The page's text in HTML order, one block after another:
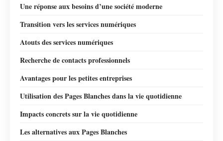
Une réponse aux besoins d’une société moderne
Transition vers les services numériques
Atouts des services numériques
Recherche de contacts professionnels
Avantages pour les petites entreprises
Utilisation des Pages Blanches dans la vie quotidienne
Impacts concrets sur la vie quotidienne
Les alternatives aux Pages Blanches